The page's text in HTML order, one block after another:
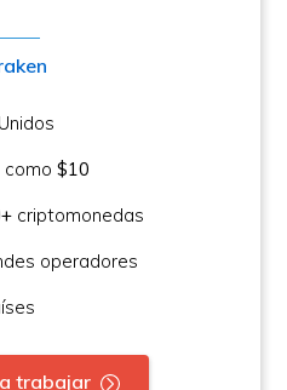
como$10
criptomonedas
operadores
trabajar